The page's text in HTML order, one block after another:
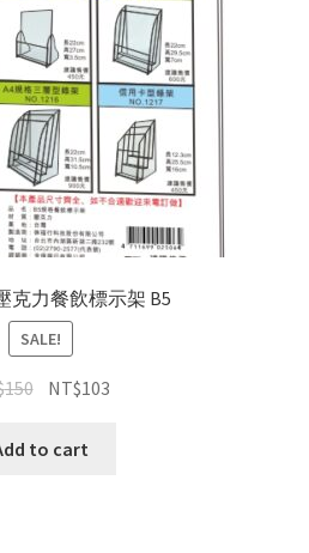
克力餐飲標示架 B5
SALE!
150 NT$103
to cart